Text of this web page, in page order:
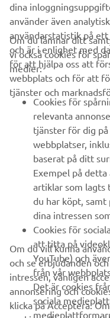
FÖRETAG
B2B
UTFORSKA
FAQ & SUPPORT
NYHETSBREV
Bli först att ta del av de
nyheterna och mycket mer
dina
använder även
användarstatistik på
och är i enlighet med
för att hjälpa oss att
webbplats och för att
tjänster och
Om du lämnar ditt
vi också cookies för
medier:
Cookies för
relevanta
tjänster för dig
webbplatser,
baserat på ditt
Exempel på
artiklar som lagts
du har köpt,
dina intressen
Cookies för
att titta på
YouTube) och
från vår
Det är cookies
sociala
Om du vill kunna
och se erbjudanden
intressen, vänligen
annonsering och
klicka på Acceptera.